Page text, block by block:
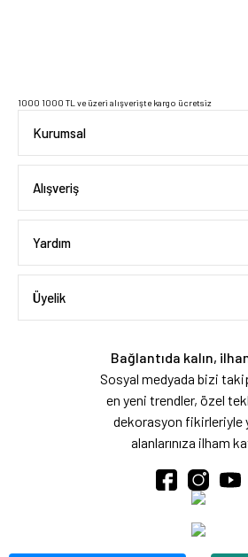
1000 1000 TL ve üzeri alışverişte kargo ücretsiz
Kurumsal
Alışveriş
Yardım
Üyelik
Bağlantıda kalın,
Sosyal medyada bizi
en yeni trendler, özel
dekorasyon fikirleriyle
alanlarınıza ilham